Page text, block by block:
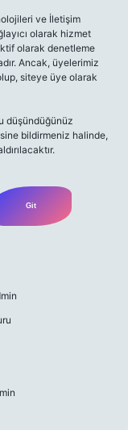
ve İletişim
olarak hizmet
olarak denetleme
Ancak, üyelerimiz
siteye üye olarak
düşündüğünüz
bildirmeniz halinde,